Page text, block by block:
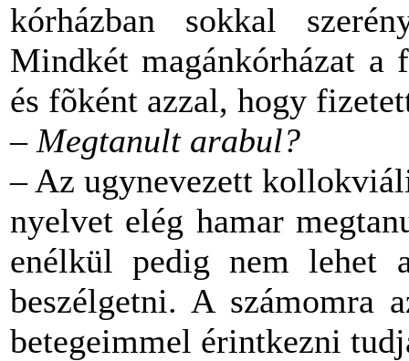
kórházban sokkal
Mindkét magánkórházat a
és fõként azzal, hogy
– Megtanult arabul?
– Az ugynevezett
nyelvet elég hamar
enélkül pedig nem lehet
beszélgetni. A számomra
betegeimmel érintkezni